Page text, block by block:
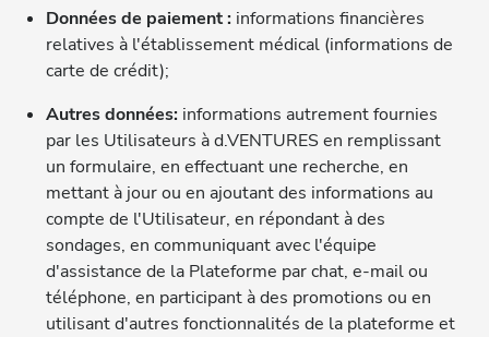
Données de paiement : informations financières
relatives à l'établissement médical (informations de
carte de crédit);
Autres données: informations autrement fournies
par les Utilisateurs à d.VENTURES en remplissant
un formulaire, en effectuant une recherche, en
mettant à jour ou en ajoutant des informations au
compte de l'Utilisateur, en répondant à des
sondages, en communiquant avec l'équipe
d'assistance de la Plateforme par chat, e-mail ou
téléphone, en participant à des promotions ou en
utilisant d'autres fonctionnalités de la plateforme et